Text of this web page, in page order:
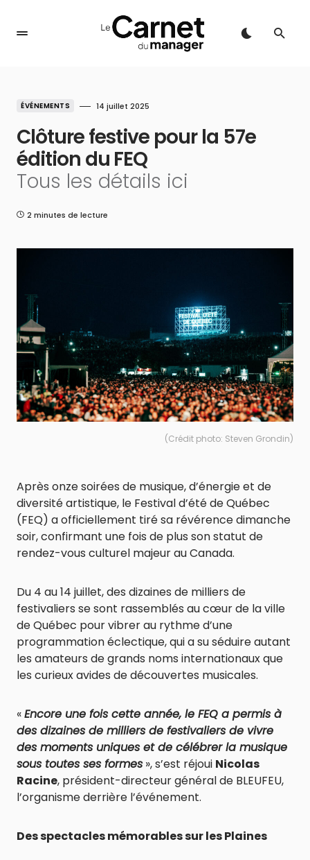
ÉVÉNEMENTS 14 juillet 2025
Clôture festive pour la 57e
édition du FEQ
Tous les détails ici
2 minutes de lecture
(Crédit photo: Steven Grondin)
Après onze soirées de musique, d’énergie et de
diversité artistique, le Festival d’été de Québec
(FEQ) a officiellement tiré sa révérence dimanche
soir, confirmant une fois de plus son statut de
rendez-vous culturel majeur au Canada.
Du 4 au 14 juillet, des dizaines de milliers de
festivaliers se sont rassemblés au cœur de la ville
de Québec pour vibrer au rythme d’une
programmation éclectique, qui a su séduire autant
les amateurs de grands noms internationaux que
les curieux avides de découvertes musicales.
«Encore une fois cette année, le FEQ a permis à
des dizaines de milliers de festivaliers de vivre
des moments uniques et de célébrer la musique
sous toutes ses formes», s’est réjoui Nicolas
Racine, président-directeur général de BLEUFEU,
l’organisme derrière l’événement.
Des spectacles mémorables sur les Plaines